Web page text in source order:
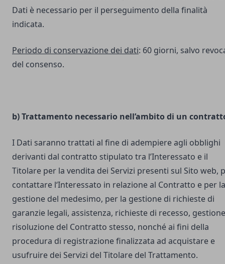
Dati è necessario per il perseguimento della finalità
indicata.
Periodo di conservazione dei dati: 60 giorni, salvo
del consenso.
b) Trattamento necessario nell’ambito di un
I Dati saranno trattati al fine di adempiere agli obblighi
derivanti dal contratto stipulato tra l’Interessato e il
Titolare per la vendita dei Servizi presenti sul Sito web,
contattare l‘Interessato in relazione al Contratto e per la
gestione del medesimo, per la gestione di richieste di
garanzie legali, assistenza, richieste di recesso,
risoluzione del Contratto stesso, nonché ai fini della
procedura di registrazione finalizzata ad acquistare e
usufruire dei Servizi del Titolare del Trattamento.